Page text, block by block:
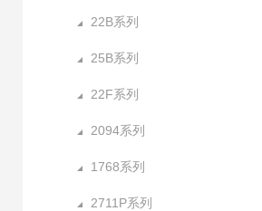
22B系列
25B系列
22F系列
2094系列
1768系列
2711P系列